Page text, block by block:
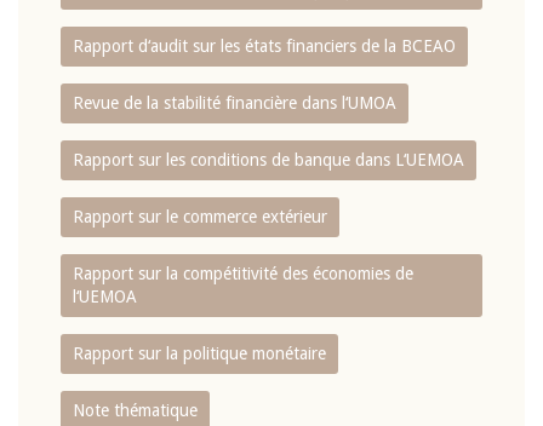
Rapport d‘audit sur les états financiers de la BCEAO
Revue de la stabilité financière dans l‘UMOA
Rapport sur les conditions de banque dans L‘UEMOA
Rapport sur le commerce extérieur
Rapport sur la compétitivité des économies de
l‘UEMOA
Rapport sur la politique monétaire
Note thématique